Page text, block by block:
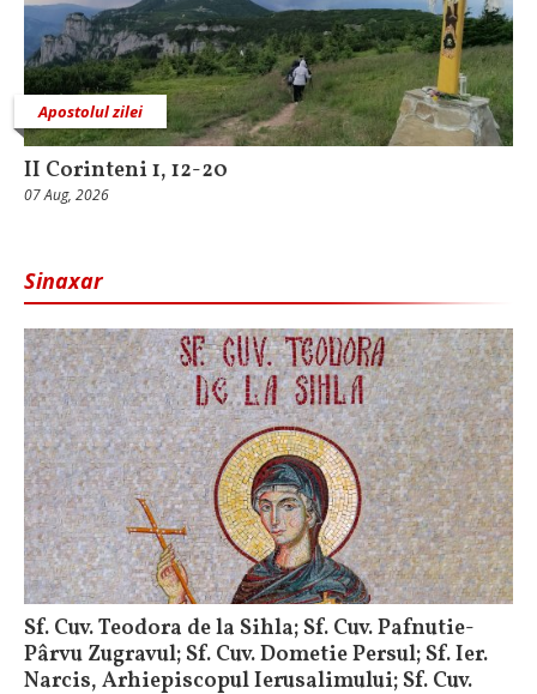
Apostolul zilei
II Corinteni 1, 12-20
07 Aug, 2026
Sinaxar
Sf. Cuv. Teodora de la Sihla; Sf. Cuv. Pafnutie-
Pârvu Zugravul; Sf. Cuv. Dometie Persul; Sf. Ier.
Narcis, Arhiepiscopul Ierusalimului; Sf. Cuv.